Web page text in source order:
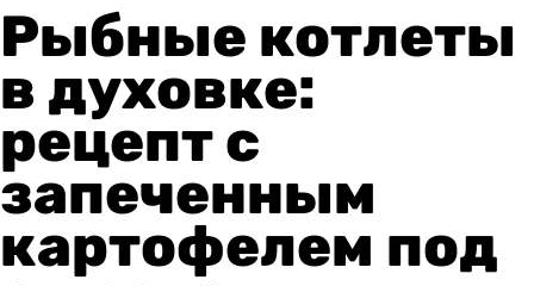
Рыбные котлеты
в духовке:
рецепт с
запеченным
картофелем под